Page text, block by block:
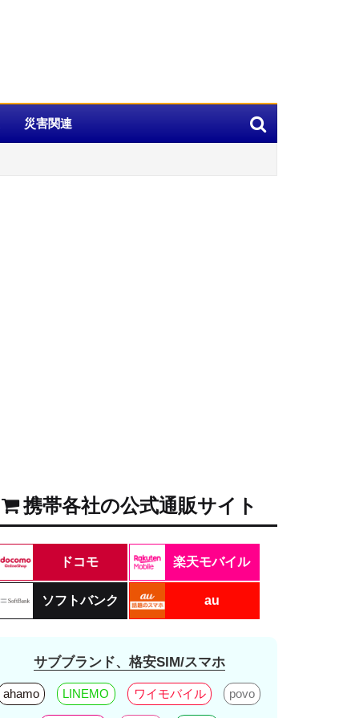
災害関連
携帯各社の公式通販サイト
ドコモ 楽天モバイル
ソフトバンク au
サブブランド、格安SIM/スマホ
ahamo LINEMO ワイモバイル povo